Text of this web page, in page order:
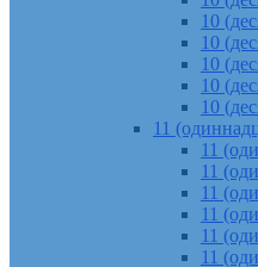
10
10
10
10
10
11
11
11
11
11
11
11